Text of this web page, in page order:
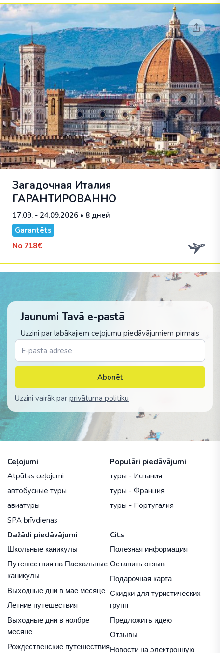
Загадочная Италия
ГАРАНТИРОВАННО
17.09. - 24.09.2026 • 8 дней
Garantēts
No 718€
Jaunumi Tavā e-pastā
Uzzini par labākajiem ceļojumu piedāvājumiem pirmais
Abonēt
Uzzini vairāk par privātuma politiku
Ceļojumi
Atpūtas ceļojumi
автобусные туры
авиатуры
SPA brīvdienas
Populāri piedāvājumi
туры - Испания
туры - Франция
туры - Португалия
Dažādi piedāvājumi
Школьные каникулы
Путешествия на Пасхальные
каникулы
Выходные дни в мае месяце
Летние путешествия
Выходные дни в ноябре
месяце
Рождественские путешествия
Cits
Полезная информация
Оставить отзыв
Подарочная карта
Скидки для туристических
групп
Предложить идею
Отзывы
Новости на электронную